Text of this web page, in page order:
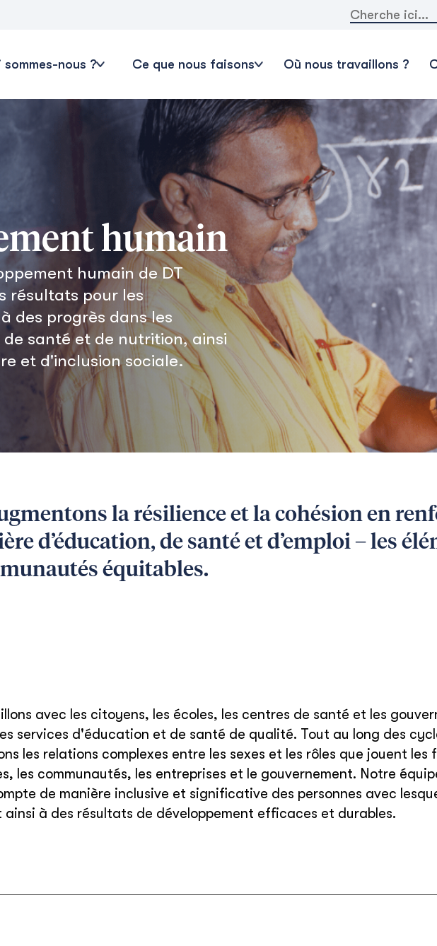
Rechercher:
sommes-nous ? Ce que nous faisons Où nous travaillons ?
humain
humain de DT
résultats pour les
des progrès dans les
santé et de nutrition, ainsi
et d'inclusion sociale.
la résilience et la cohésion en
d’éducation, de santé et d’emploi – les
équitables.
avec les citoyens, les écoles, les centres de santé et les
services d'éducation et de santé de qualité. Tout au long des
les relations complexes entre les sexes et les rôles que jouent les
les communautés, les entreprises et le gouvernement. Notre
de manière inclusive et significative des personnes avec
ainsi à des résultats de développement efficaces et durables.